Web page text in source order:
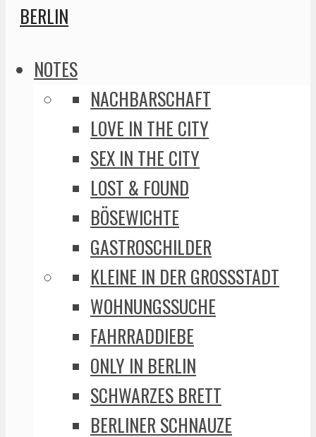
NOTES
NACHBARSCHAFT
LOVE IN THE CITY
SEX IN THE CITY
LOST & FOUND
BÖSEWICHTE
GASTROSCHILDER
KLEINE IN DER GROSSSTADT
WOHNUNGSSUCHE
FAHRRADDIEBE
ONLY IN BERLIN
SCHWARZES BRETT
BERLINER SCHNAUZE